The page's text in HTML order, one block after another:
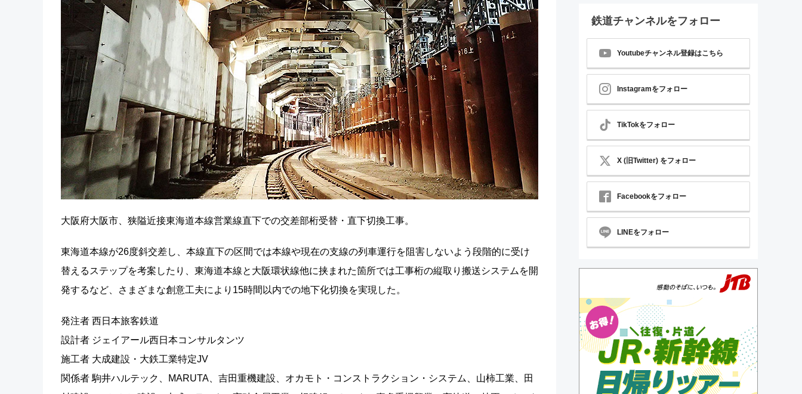
大阪府大阪市、狭隘近接東海道本線営業線直下での交差部桁受替・直下切換工事。
東海道本線が26度斜交差し、本線直下の区間では本線や現在の支線の列車運行を阻害しないよう段階的に受け
替えるステップを考案したり、東海道本線と大阪環状線他に挟まれた箇所では工事桁の縦取り搬送システムを開
発するなど、さまざまな創意工夫により15時間以内での地下化切換を実現した。
発注者 西日本旅客鉄道
設計者 ジェイアール西日本コンサルタンツ
施工者 大成建設・大鉄工業特定JV
関係者 駒井ハルテック、MARUTA、吉田重機建設、オカモト・コンストラクション・システム、山柿工業、田
鉄道チャンネルをフォロー
Youtubeチャンネル登録はこちら
Instagramをフォロー
TikTokをフォロー
X (旧Twitter) をフォロー
Facebookをフォロー
LINEをフォロー